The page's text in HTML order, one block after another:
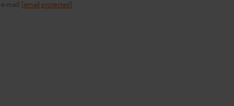
e-mail:
[email protected]